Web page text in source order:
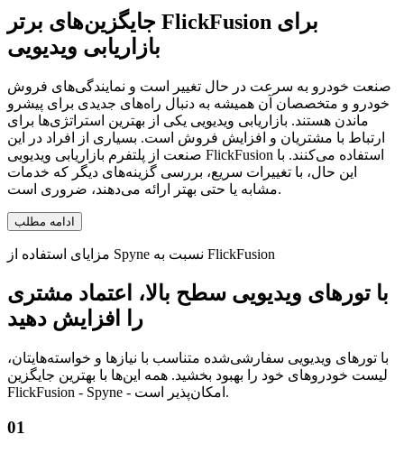
جایگزین‌های برتر FlickFusion برای
بازاریابی ویدیویی
صنعت خودرو به سرعت در حال تغییر است و نمایندگی‌های فروش
خودرو و متخصصان آن همیشه به دنبال راه‌های جدیدی برای پیشرو
ماندن هستند. بازاریابی ویدیویی یکی از بهترین استراتژی‌ها برای
ارتباط با مشتریان و افزایش فروش است. بسیاری از افراد در این
صنعت از پلتفرم بازاریابی ویدیویی FlickFusion استفاده می‌کنند. با
این حال، با تغییرات سریع، بررسی گزینه‌های دیگر که خدمات
مشابه یا حتی بهتر ارائه می‌دهند، ضروری است.
ادامه مطلب
مزایای استفاده از Spyne نسبت به FlickFusion
با تورهای ویدیویی سطح بالا، اعتماد مشتری
را افزایش دهید
با تورهای ویدیویی سفارشی‌شده متناسب با نیازها و خواسته‌هایتان،
لیست خودروهای خود را بهبود بخشید. همه این‌ها با بهترین جایگزین
FlickFusion - Spyne - امکان‌پذیر است.
01